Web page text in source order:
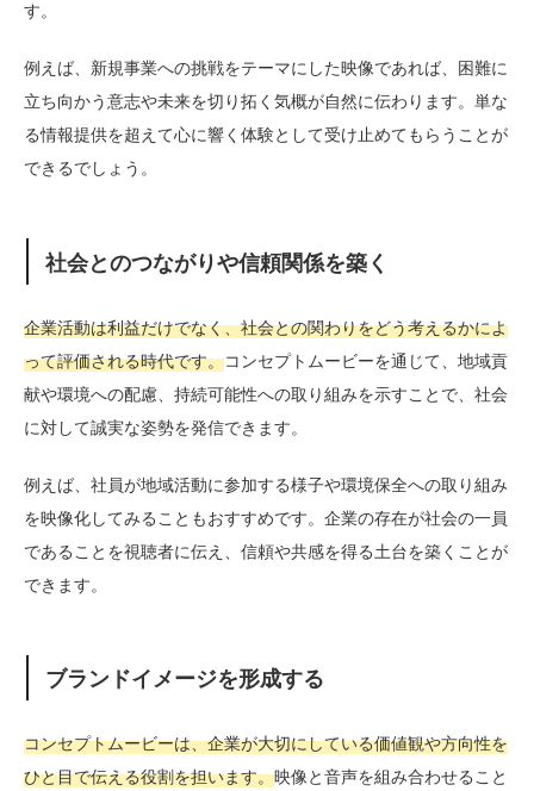
す。
例えば、新規事業への挑戦をテーマにした映像であれば、困難に
立ち向かう意志や未来を切り拓く気概が自然に伝わります。単な
る情報提供を超えて心に響く体験として受け止めてもらうことが
できるでしょう。
社会とのつながりや信頼関係を築く
企業活動は利益だけでなく、社会との関わりをどう考えるかによ
って評価される時代です。コンセプトムービーを通じて、地域貢
献や環境への配慮、持続可能性への取り組みを示すことで、社会
に対して誠実な姿勢を発信できます。
例えば、社員が地域活動に参加する様子や環境保全への取り組み
を映像化してみることもおすすめです。企業の存在が社会の一員
であることを視聴者に伝え、信頼や共感を得る土台を築くことが
できます。
ブランドイメージを形成する
コンセプトムービーは、企業が大切にしている価値観や方向性を
ひと目で伝える役割を担います。映像と音声を組み合わせること